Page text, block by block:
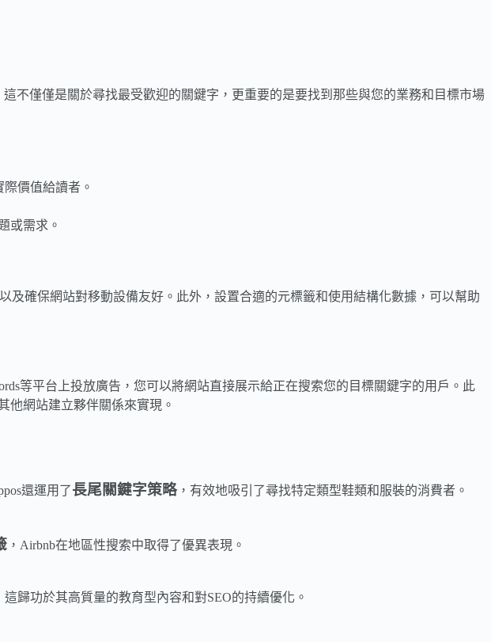
不僅僅是關於尋找最受歡迎的關鍵字，更重要的是要找到那些與您的業務和目標市場
價值給讀者。
或需求。
及確保網站對移動設備友好。此外，設置合適的元標籤和使用結構化數據，可以幫助
等平台上投放廣告，您可以將網站直接展示給正在搜索您的目標關鍵字的用戶。此
他網站建立夥伴關係來實現。
還運用了長尾關鍵字策略，有效地吸引了尋找特定類型鞋類和服裝的消費者。
，Airbnb在地區性搜索中取得了優異表現。
歸功於其高質量的教育型內容和對SEO的持續優化。